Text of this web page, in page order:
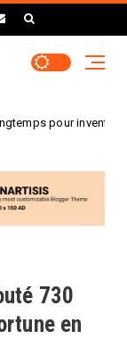
inventer la valise
730
en